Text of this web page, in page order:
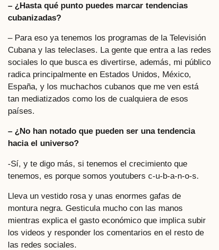
– ¿Hasta qué punto puedes marcar tendencias
cubanizadas?
– Para eso ya tenemos los programas de la Televisión
Cubana y las teleclases. La gente que entra a las redes
sociales lo que busca es divertirse, además, mi público
radica principalmente en Estados Unidos, México,
España, y los muchachos cubanos que me ven está
tan mediatizados como los de cualquiera de esos
países.
– ¿No han notado que pueden ser una tendencia
hacia el universo?
-Sí, y te digo más, si tenemos el crecimiento que
tenemos, es porque somos youtubers c-u-b-a-n-o-s.
Lleva un vestido rosa y unas enormes gafas de
montura negra. Gesticula mucho con las manos
mientras explica el gasto económico que implica subir
los videos y responder los comentarios en el resto de
las redes sociales.